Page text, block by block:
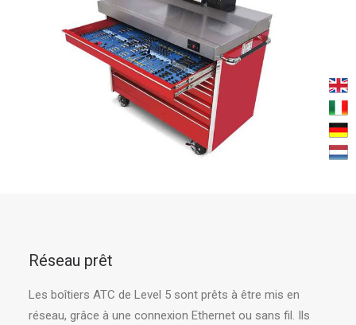
Réseau prêt
Les boîtiers ATC de Level 5 sont prêts à être mis en
réseau, grâce à une connexion Ethernet ou sans fil. Ils